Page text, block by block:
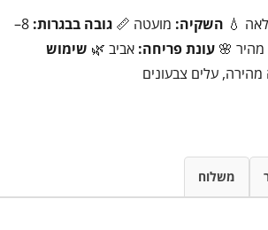
💧 השקיה: מועטה 📏 גובה בבגרות:
8–
מהיר 🌸 עונת פריחה: אביב 🌿 שימוש
מהירה, עלים צבעונים
משלוח